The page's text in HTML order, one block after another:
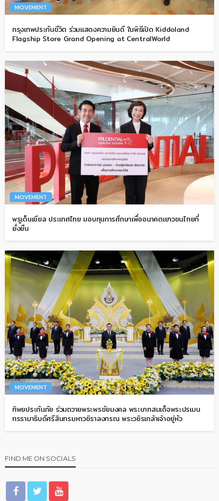
MOVEMENT
กรุงเทพประกันชีวิต ร่วมแสดงความยินดี ในพิธีเปิด Kiddoland
Flagship Store Grand Opening at CentralWorld
MOVEMENT
พรูเด็นเชียล ประเทศไทย มอบทุนการศึกษาเพื่ออนาคตเยาวชนไทยที่
ยั่งยืน
MOVEMENT
ทิพยประกันภัย ร่วมถวายพระพรชัยมงคล พระบาทสมเด็จพระปรเมน
ทรรามาธิบดีศรีสินทรมหาวชิราลงกรณ พระวชิรเกล้าเจ้าอยู่หัว
FIND ME ON SOCIALS